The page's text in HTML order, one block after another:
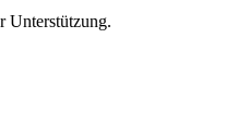
Unterstützung.